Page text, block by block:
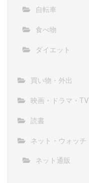
自転車
食べ物
ダイエット
買い物・外出
映画・ドラマ・TV
読書
ネット・ウォッチ
ネット通販